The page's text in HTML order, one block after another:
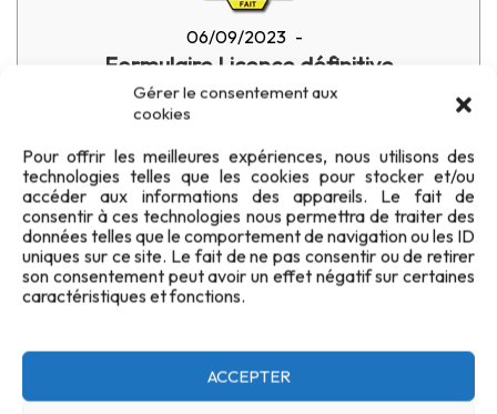
Gérer le consentement aux
cookies
Pour offrir les meilleures expériences, nous utilisons des
technologies telles que les cookies pour stocker et/ou
accéder aux informations des appareils. Le fait de
consentir à ces technologies nous permettra de traiter des
données telles que le comportement de navigation ou les ID
uniques sur ce site. Le fait de ne pas consentir ou de retirer
son consentement peut avoir un effet négatif sur certaines
caractéristiques et fonctions.
ACCEPTER
06/09/2023 -
Formulaire Licence définitive
demande, un renouvellement, un ajout/retrait de
[…]
LIRE PLUS